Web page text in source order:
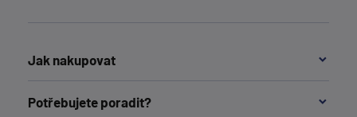
Jak nakupovat
Potřebujete poradit?